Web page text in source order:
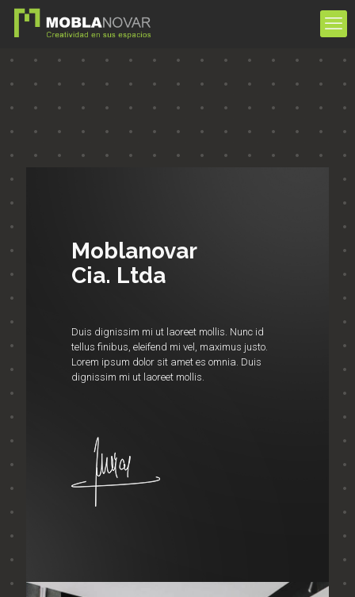
Moblanovar
Cia. Ltda
Duis dignissim mi ut laoreet mollis. Nunc id
tellus finibus, eleifend mi vel, maximus justo.
Lorem ipsum dolor sit amet es omnia. Duis
dignissim mi ut laoreet mollis.